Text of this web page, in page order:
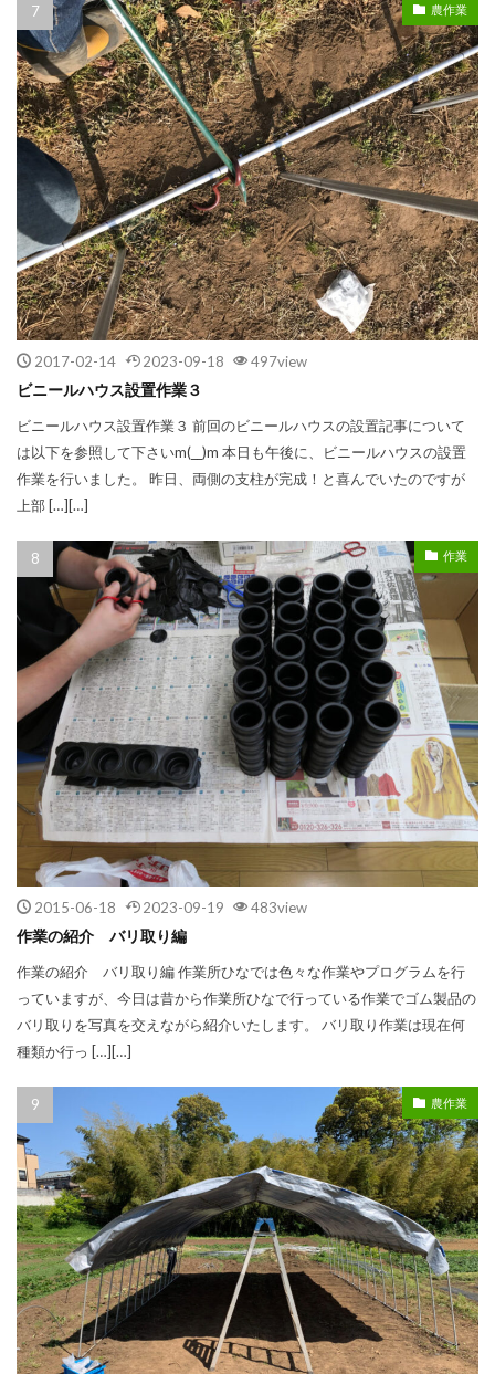
農作業
2017-02-14 2023-09-18 497view
ビニールハウス設置作業３
ビニールハウス設置作業３ 前回のビニールハウスの設置記事について
は以下を参照して下さいm(__)m 本日も午後に、ビニールハウスの設置
作業を行いました。 昨日、両側の支柱が完成！と喜んでいたのですが
上部 […][…]
作業
2015-06-18 2023-09-19 483view
作業の紹介 バリ取り編
作業の紹介 バリ取り編 作業所ひなでは色々な作業やプログラムを行
っていますが、今日は昔から作業所ひなで行っている作業でゴム製品の
バリ取りを写真を交えながら紹介いたします。 バリ取り作業は現在何
種類か行っ […][…]
農作業